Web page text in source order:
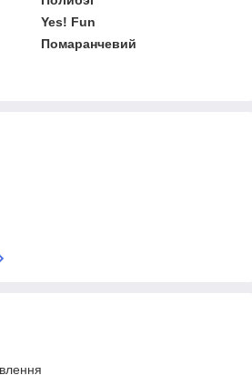
Yes! Fun
Помаранчевий